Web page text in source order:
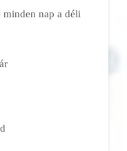
nap a déli